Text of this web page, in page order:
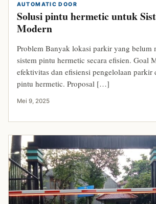
AUTOMATIC DOOR
Solusi pintu hermetic untuk
Modern
Problem Banyak lokasi parkir yang belum
sistem pintu hermetic secara efisien. Goal
efektivitas dan efisiensi pengelolaan parkir
pintu hermetic. Proposal […]
Mei 9, 2025